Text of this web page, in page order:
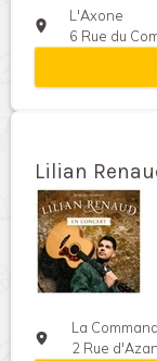
L'Axone
6 Rue du
Lilian
La
2 Rue